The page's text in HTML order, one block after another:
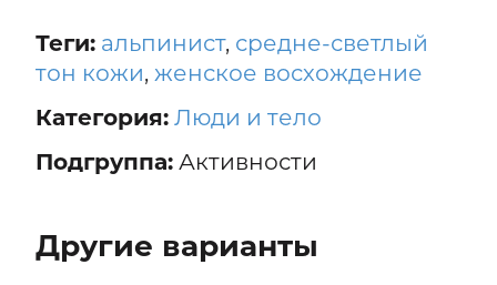
Теги: альпинист, средне-светлый
тон кожи, женское восхождение
Категория: Люди и тело
Подгруппа:Активности
Другие варианты